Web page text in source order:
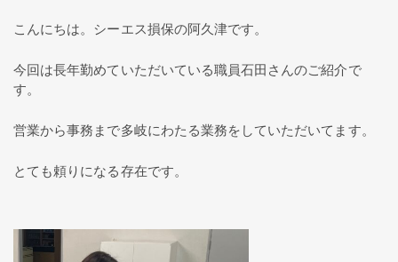
こんにちは。シーエス損保の阿久津です。
今回は長年勤めていただいている職員石田さんのご紹介で
す。
営業から事務まで多岐にわたる業務をしていただいてます。
とても頼りになる存在です。